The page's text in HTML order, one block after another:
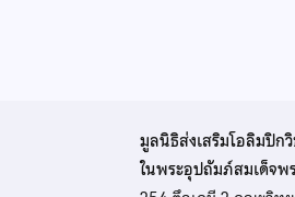
มูลนิธิส่งเสริมโอลิมปิก
ในพระอุปถัมภ์สมเด็จพ